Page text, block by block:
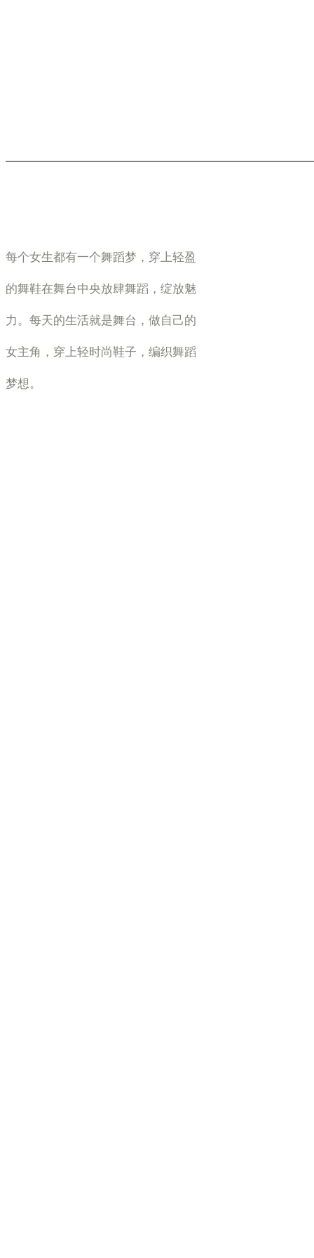
每个女生都有一个舞蹈梦，穿上轻盈
的舞鞋在舞台中央放肆舞蹈，绽放魅
力。每天的生活就是舞台，做自己的
女主角，穿上轻时尚鞋子，编织舞蹈
梦想。